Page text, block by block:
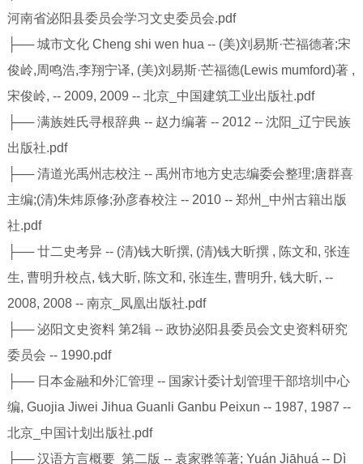
河南省泌阳县委员会学习文史委员会.pdf
├── 城市文化 Cheng shi wen hua -- (美)刘易斯·芒福德著;宋
俊岭,周鸣浩,李翔宁译, (美)刘易斯·芒福德(Lewis mumford)著 ,
宋俊岭, -- 2009, 2009 -- 北京_中国建筑工业出版社.pdf
├── 满族姓氏寻根辞典 -- 赵力编著 -- 2012 -- 沈阳_辽宁民族
出版社.pdf
├── 清道光禹州志校注 -- 禹州市地方史志编委会整理;唐群喜
主编;(清)朱炜原修;孙彦春校注 -- 2010 -- 郑州_中州古籍出版
社.pdf
├── 廿二史考异 -- (清)钱大昕撰, (清)钱大昕撰 , 陈文和, 张连
生, 曹明升校点, 钱大昕, 陈文和, 张连生, 曹明升, 钱大昕, --
2008, 2008 -- 南京_凤凰出版社.pdf
├── 泌阳文史资料 第2辑 -- 政协泌阳县委员会文史资料研究
委员会 -- 1990.pdf
├── 日本金融和外汇管理 -- 国家计委计划管理干部培圳中心
编, Guojia Jiwei Jihua Guanli Ganbu Peixun -- 1987, 1987 --
北京_中国计划出版社.pdf
├── 汉语方言概要 第二版 -- 袁家骅等著; Yuán Jiāhuá -- Dì